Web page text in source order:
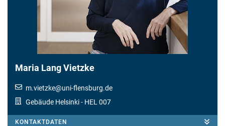
Maria Lang Vietzke
m.vietzke@uni-flensburg.de
Gebäude Helsinki- HEL 007
KONTAKTDATEN